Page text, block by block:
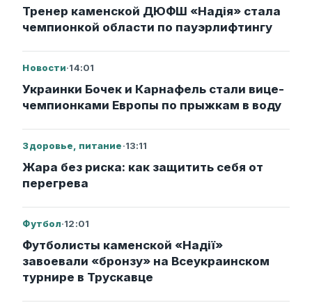
Тренер каменской ДЮФШ «Надія» стала
чемпионкой области по пауэрлифтингу
Новости·14:01
Украинки Бочек и Карнафель стали вице-
чемпионками Европы по прыжкам в воду
Здоровье, питание·13:11
Жара без риска: как защитить себя от
перегрева
Футбол·12:01
Футболисты каменской «Надії»
завоевали «бронзу» на Всеукраинском
турнире в Трускавце